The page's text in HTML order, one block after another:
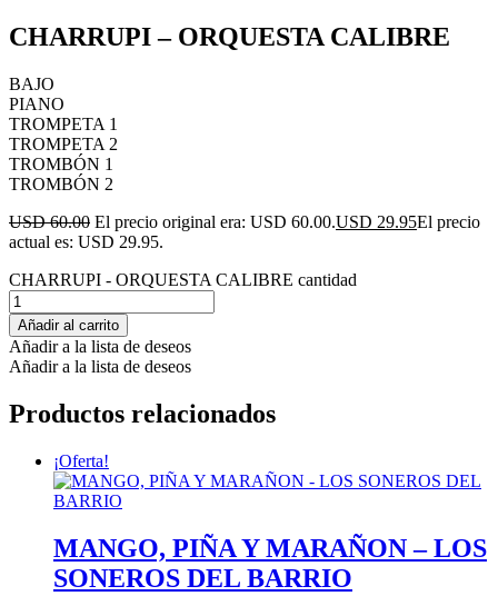
CHARRUPI – ORQUESTA CALIBRE
BAJO
PIANO
TROMPETA 1
TROMPETA 2
TROMBÓN 1
TROMBÓN 2
USD 60.00 El precio original era: USD 60.00.USD 29.95El precio
actual es: USD 29.95.
CHARRUPI - ORQUESTA CALIBRE cantidad
Añadir al carrito
Añadir a la lista de deseos
Añadir a la lista de deseos
Productos relacionados
¡Oferta!
MANGO, PIÑA Y MARAÑON – LOS
SONEROS DEL BARRIO